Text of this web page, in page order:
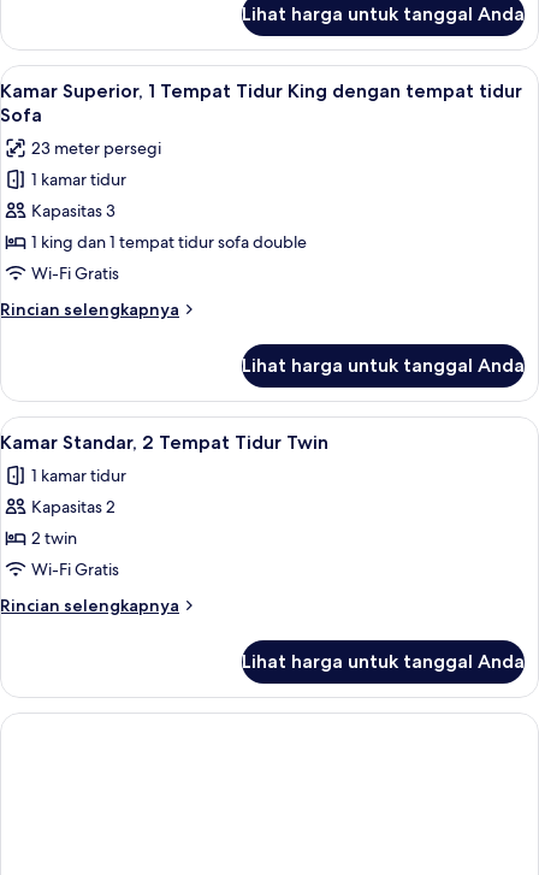
Kamar
Standar,
1
Tempat
King
Lihat harga untuk tanggal Anda
Lihat
semua
foto
untuk
Kamar
Superior,
1
Tempat
Tidur
King
tempat
tidur
Sofa
Seprai premium, brankas, meja
5
Kamar Superior, 1 Tempat Tidur King dengan tempat tidur
Sofa
23 meter persegi
1 kamar tidur
Kapasitas 3
1 king dan 1 tempat tidur sofa double
Wi-Fi Gratis
Rincian selengkapnya
Rincian
Kamar
Superior,
1
Tidur
King
tempat
tidur
Lihat harga untuk tanggal Anda
Lihat
semua
foto
untuk
Kamar
Standar,
2
Tempat
Twin
Kamar Standar, 2 Tempat Tidur
5
Kamar Standar, 2 Tempat Tidur Twin
1 kamar tidur
Kapasitas 2
2 twin
Wi-Fi Gratis
Rincian selengkapnya
Rincian
Kamar
Standar,
2
Lihat harga untuk tanggal Anda